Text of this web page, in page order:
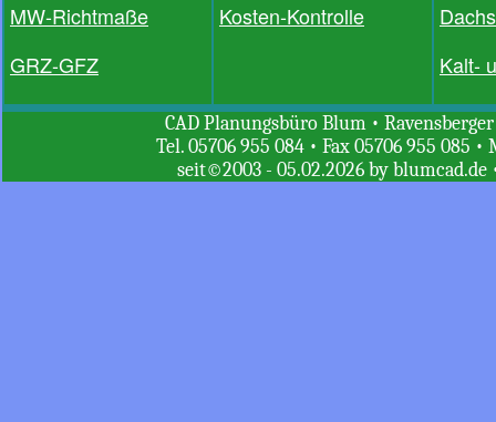
MW-Richtmaße
GRZ-GFZ
Kosten-Kontrolle
Kalt-
CAD Planungsbüro Blum •
Tel. 05706 955 084 • Fax 05706 955 085
seit©2003 - 05.02.2026 by blumcad.de